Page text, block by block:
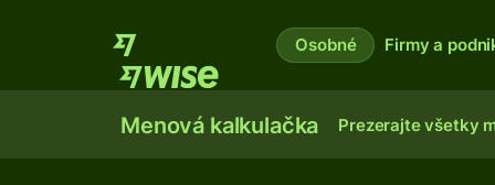
Osobné Firmy a
Menová kalkulačka Prezerajte všetky